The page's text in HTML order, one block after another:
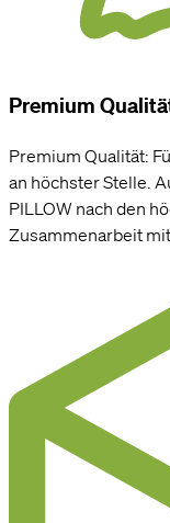
Premium
Premium Qualität:
an höchster Stelle.
PILLOW nach den
Zusammenarbeit